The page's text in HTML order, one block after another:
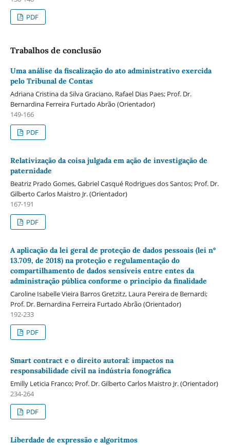
PDF
Trabalhos de conclusão
Uma análise da fiscalização do ato administrativo exercida
pelo Tribunal de Contas
Adriana Cristina da Silva Graciano, Rafael Dias Paes; Prof. Dr.
Bernardina Ferreira Furtado Abrão (Orientador)
149-166
PDF
Relativização da coisa julgada em ação de investigação de
paternidade
Beatriz Prado Gomes, Gabriel Casqué Rodrigues dos Santos; Prof. Dr.
Gilberto Carlos Maistro Jr. (Orientador)
167-191
PDF
A aplicação da lei geral de proteção de dados pessoais (lei nº
13.709, de 2018) na proteção e regulamentação do
compartilhamento de dados sensíveis entre entes da
administração pública conforme o princípio da finalidade
Caroline Isabelle Vieira Barros Gretzitz, Laura Pereira de Bernardi;
Prof. Dr. Bernardina Ferreira Furtado Abrão (Orientador)
192-233
PDF
Smart contract e o direito autoral: impactos na
responsabilidade civil na indústria fonográfica
Emilly Leticia Franco; Prof. Dr. Gilberto Carlos Maistro Jr. (Orientador)
234-264
PDF
Liberdade de expressão e algoritmos